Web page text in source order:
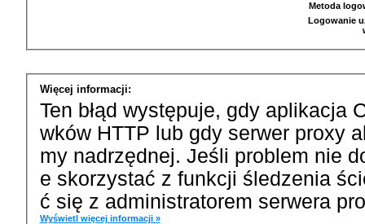
Metoda
Logowanie
Więcej informacji:
Ten błąd występuje, gdy aplikacja
wków HTTP lub gdy serwer proxy
my nadrzędnej. Jeśli problem nie
e skorzystać z funkcji śledzenia
ć się z administratorem serwera
Wyświetl więcej informacji »